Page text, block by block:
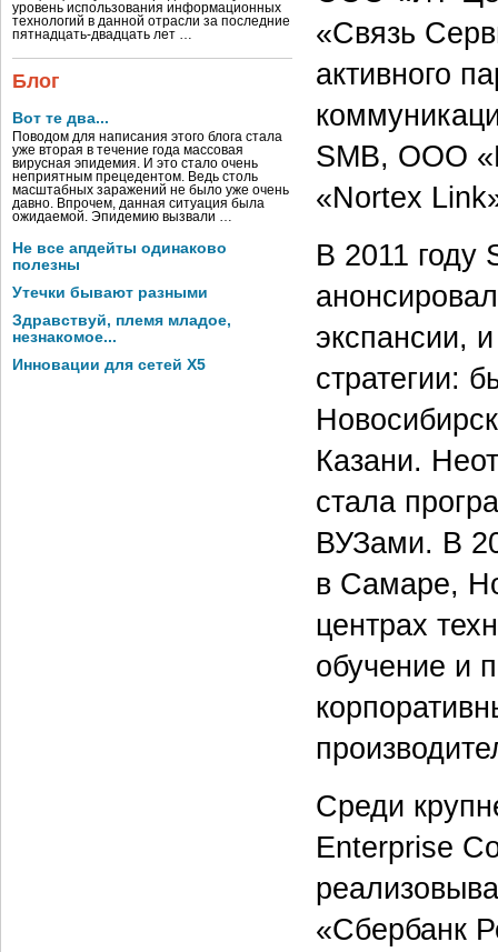
уровень использования информационных
технологий в данной отрасли за последние
пятнадцать-двадцать лет …
Блог
Вот те два...
Поводом для написания этого блога стала
уже вторая в течение года массовая
вирусная эпидемия. И это стало очень
неприятным прецедентом. Ведь столь
масштабных заражений не было уже очень
давно. Впрочем, данная ситуация была
ожидаемой. Эпидемию вызвали …
Не все апдейты одинаково
полезны
Утечки бывают разными
Здравствуй, племя младое,
незнакомое...
Инновации для сетей X5
«Связь
активного
SMB, ООО
«Nortex
В 2011 году
экспансии,
стратегии:
Казани.
стала
ВУЗами. В
в Самаре,
центрах
обучение и
Среди
Enterprise
«Сбербанк